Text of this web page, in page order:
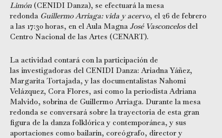
Limón (CENIDI Danza), se efectuará la mesa
redonda Guillermo Arriaga: vida y acervo, el 26 de febrero
a las 17:30 horas, en el Aula Magna José Vasconcelosdel
Centro Nacional de las Artes (CENART).
La actividad contará con la participación de
las investigadoras del CENIDI Danza: Ariadna Yáñez,
Margarita Tortajada, y las documentalistas Nahomi
Velázquez, Cora Flores, así como la periodista Adriana
Malvido, sobrina de Guillermo Arriaga. Durante la mesa
redonda se conversará sobre la trayectoria de esta gran
figura de la danza folklórica y contemporánea, y sus
aportaciones como bailarín, coreógrafo, director y